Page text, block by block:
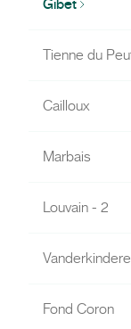
Gibet
Tienne du
Cailloux
Marbais
Louvain - 2
Vanderkindere
Fond Coron